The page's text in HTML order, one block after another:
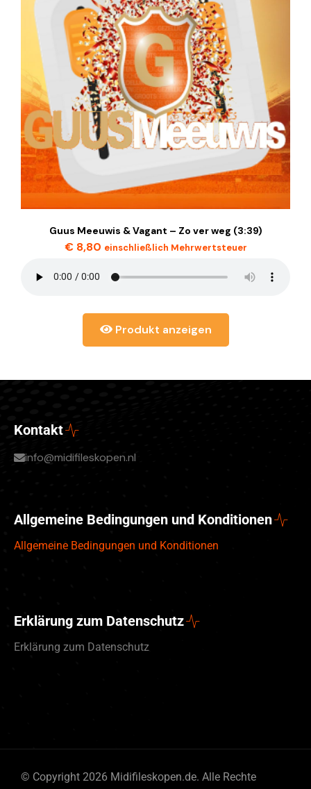
Guus Meeuwis & Vagant – Zo ver weg (3:39)
€8,80 einschließlich Mehrwertsteuer
Produkt anzeigen
Kontakt
info@midifileskopen.nl
Allgemeine Bedingungen und Konditionen
Allgemeine Bedingungen und Konditionen
Erklärung zum Datenschutz
Erklärung zum Datenschutz
© Copyright 2026 Midifileskopen.de. Alle Rechte